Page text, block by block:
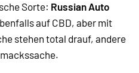
Sorte: Russian Auto
auf CBD, aber mit
stehen total drauf, andere